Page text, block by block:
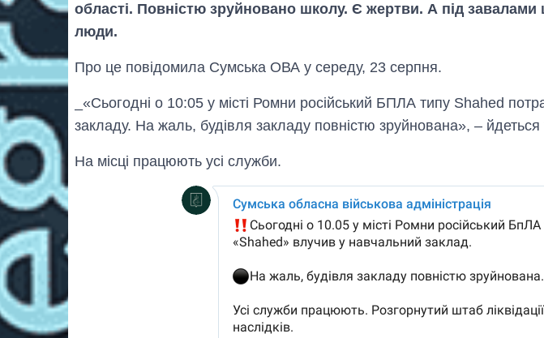
області. Повністю зруйновано школу. Є жертви. А під
люди.
Про це повідомила Сумська ОВА у середу, 23 серпня.
_«Сьогодні о 10:05 у місті Ромни російський БПЛА типу Shahed
закладу. На жаль, будівля закладу повністю зруйнована», – йдеться
На місці працюють усі служби.